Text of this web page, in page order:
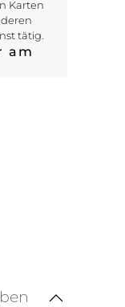
Karten
tätig.
am